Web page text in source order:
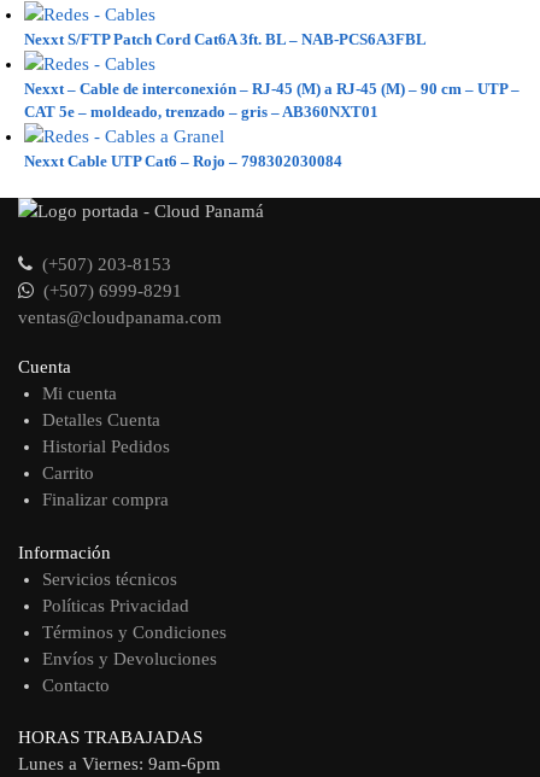
Nexxt S/FTP Patch Cord Cat6A 3ft. BL – NAB-PCS6A3FBL
Nexxt – Cable de interconexión – RJ-45 (M) a RJ-45 (M) – 90 cm – UTP –
CAT 5e – moldeado, trenzado – gris – AB360NXT01
Nexxt Cable UTP Cat6 – Rojo – 798302030084
(+507) 203-8153
(+507) 6999-8291
ventas@cloudpanama.com
Cuenta
Mi cuenta
Detalles Cuenta
Historial Pedidos
Carrito
Finalizar compra
Información
Servicios técnicos
Políticas Privacidad
Términos y Condiciones
Envíos y Devoluciones
Contacto
HORAS TRABAJADAS
Lunes a Viernes: 9am-6pm